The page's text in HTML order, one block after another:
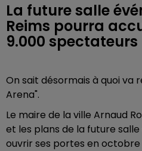
La future salle
Reims pourra
9.000 spectateurs
On sait désormais à quoi va
Arena".
Le maire de la ville Arnaud
et les plans de la future
ouvrir ses portes en octobre